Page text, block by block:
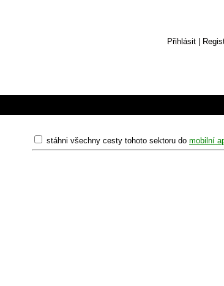
Přihlásit
stáhni všechny cesty tohoto sektoru do mobilní